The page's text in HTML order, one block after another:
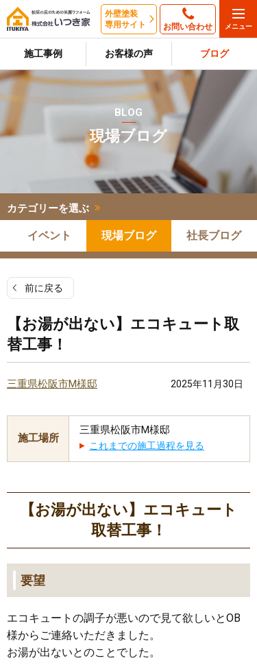
外壁塗装
専用サイト
お問い合わせ
施工事例 お客様の声 ブログ
BLOG
現場ブログ
カテゴリーを選ぶ
イベント 現場ブログ 社長ブログ
前に戻る
【お湯が出ない】エコキュート取
替工事！
三重県松阪市M様邸 2025年11月30日
施工場所
三重県松阪市M様邸
これまでの施工過程を見る
【お湯が出ない】エコキュート
取替工事！
要望
エコキュートの調子が悪いので見て欲しいとOB
様からご連絡いただきました。
お湯が出ないとのことでした。